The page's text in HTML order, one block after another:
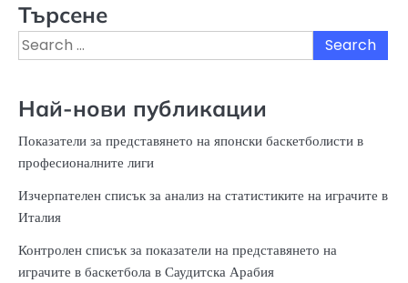
Търсене
Search
for:
Най-нови публикации
Показатели за представянето на японски баскетболисти в
професионалните лиги
Изчерпателен списък за анализ на статистиките на играчите в
Италия
Контролен списък за показатели на представянето на
играчите в баскетбола в Саудитска Арабия